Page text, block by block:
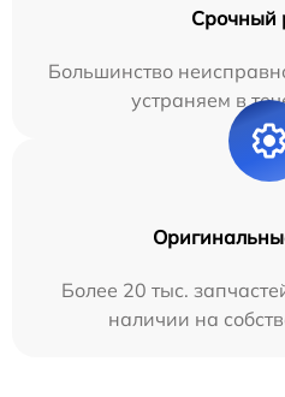
Срочный
Большинство
устраняем в
Более 20 тыс.
наличии на